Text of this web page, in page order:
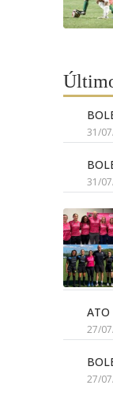
31/
31/
ATO
27/
27/